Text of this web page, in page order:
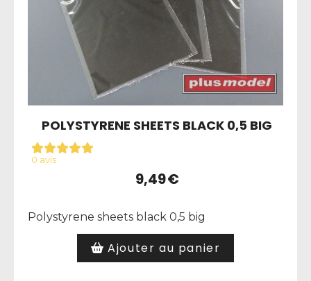
POLYSTYRENE SHEETS BLACK 0,5 BIG
0 avis
9,49€
Polystyrene sheets black 0,5 big
Ajouter au panier